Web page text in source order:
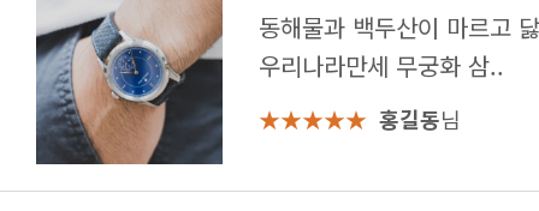
우리나라만세 무궁화 삼..
★★★★★ 홍길동님